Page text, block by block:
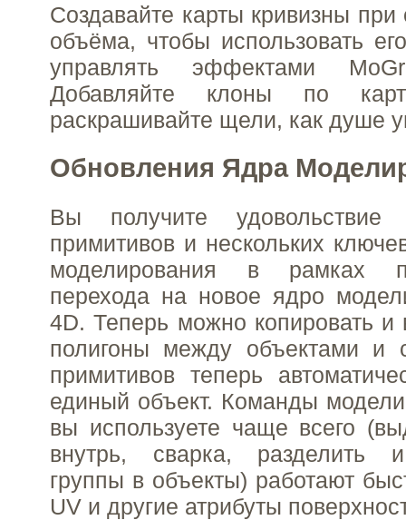
Создавайте карты кривизны при
объёма, чтобы использовать
управлять эффектами
Добавляйте клоны по
раскрашивайте щели, как душе
Обновления Ядра
Вы получите
примитивов и нескольких
моделирования в рамках
перехода на новое ядро
4D. Теперь можно копировать и
полигоны между объектами и
примитивов теперь
единый объект. Команды
вы используете чаще всего
внутрь, сварка, разделить
группы в объекты) работают
UV и другие атрибуты